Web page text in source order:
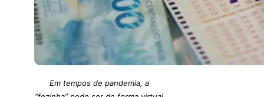
Em tempos de pandemia, a